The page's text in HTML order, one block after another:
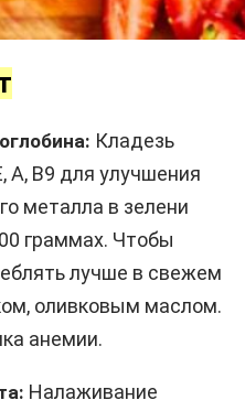
Кладезь
A, B9 для улучшения
металла в зелени
граммах. Чтобы
лучше в свежем
оливковым маслом.
анемии.
Налаживание